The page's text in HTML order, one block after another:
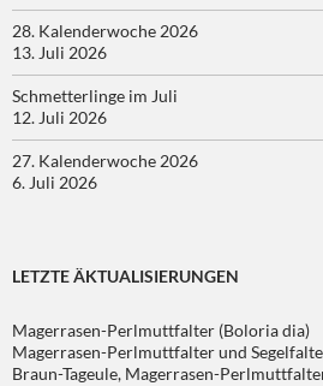
28. Kalenderwoche 2026
13. Juli 2026
Schmetterlinge im Juli
12. Juli 2026
27. Kalenderwoche 2026
6. Juli 2026
LETZTE ÄKTUALISIERUNGEN
Magerrasen-Perlmuttfalter (Boloria dia)
Magerrasen-Perlmuttfalter und
Braun-Tageule, Magerrasen-